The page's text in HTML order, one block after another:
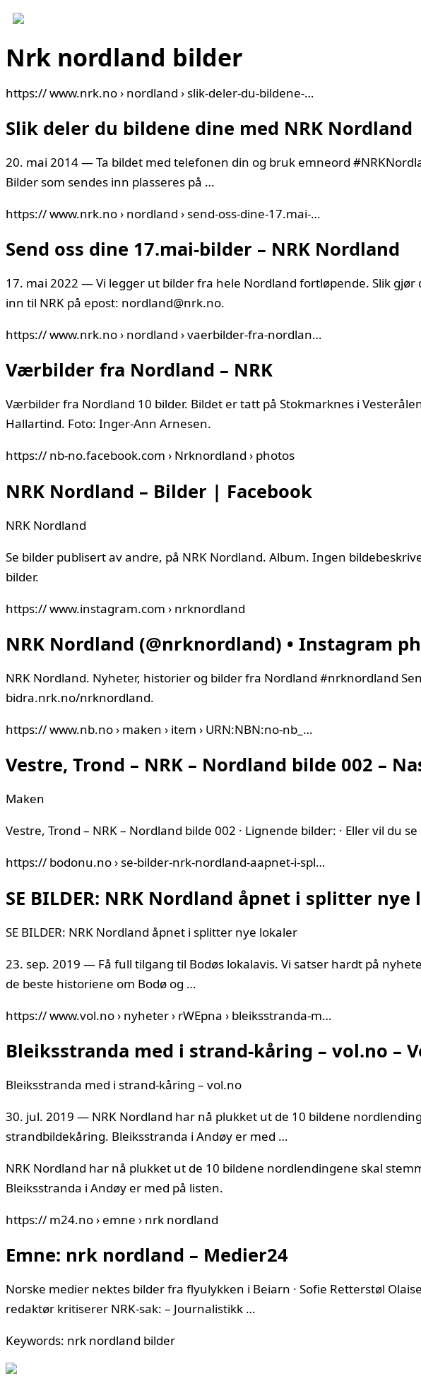
Nrk nordland bilder
https:// www.nrk.no › nordland › slik-deler-du-bildene-…
Slik deler du bildene dine med NRK Nordland
20. mai 2014 — Ta bildet med telefonen din og bruk emneord
Bilder som sendes inn plasseres på …
https:// www.nrk.no › nordland › send-oss-dine-17.mai-…
Send oss dine 17.mai-bilder – NRK Nordland
17. mai 2022 — Vi legger ut bilder fra hele Nordland fortløpende. Slik
inn til NRK på epost: nordland@nrk.no.
https:// www.nrk.no › nordland › vaerbilder-fra-nordlan…
Værbilder fra Nordland – NRK
Værbilder fra Nordland 10 bilder. Bildet er tatt på Stokmarknes i
Hallartind. Foto: Inger-Ann Arnesen.
https:// nb-no.facebook.com › Nrknordland › photos
NRK Nordland – Bilder | Facebook
NRK Nordland
Se bilder publisert av andre, på NRK Nordland. Album. Ingen
bilder.
https:// www.instagram.com › nrknordland
NRK Nordland (@nrknordland) • Instagram
NRK Nordland. Nyheter, historier og bilder fra Nordland #nrknordland
bidra.nrk.no/nrknordland.
https:// www.nb.no › maken › item › URN:NBN:no-nb_…
Vestre, Trond – NRK – Nordland bilde 002 –
Maken
Vestre, Trond – NRK – Nordland bilde 002 · Lignende bilder: · Eller vil du
https:// bodonu.no › se-bilder-nrk-nordland-aapnet-i-spl…
SE BILDER: NRK Nordland åpnet i splitter nye
SE BILDER: NRK Nordland åpnet i splitter nye lokaler
23. sep. 2019 — Få full tilgang til Bodøs lokalavis. Vi satser hardt på
de beste historiene om Bodø og …
https:// www.vol.no › nyheter › rWEpna › bleiksstranda-m…
Bleiksstranda med i strand-kåring – vol.no –
Bleiksstranda med i strand-kåring – vol.no
30. jul. 2019 — NRK Nordland har nå plukket ut de 10 bildene
strandbildekåring. Bleiksstranda i Andøy er med …
NRK Nordland har nå plukket ut de 10 bildene nordlendingene skal
Bleiksstranda i Andøy er med på listen.
https:// m24.no › emne › nrk nordland
Emne: nrk nordland – Medier24
Norske medier nektes bilder fra flyulykken i Beiarn · Sofie Retterstøl
redaktør kritiserer NRK-sak: – Journalistikk …
Keywords: nrk nordland bilder